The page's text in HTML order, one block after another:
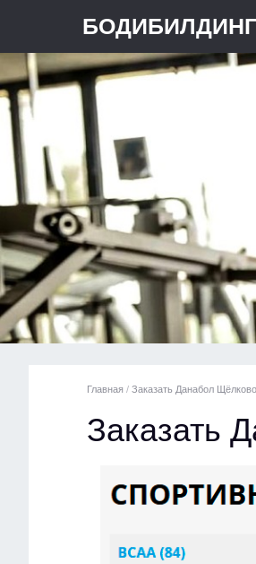
БОДИБИЛДИНГ
Главная / Заказать Данабол Щёлково
Заказать